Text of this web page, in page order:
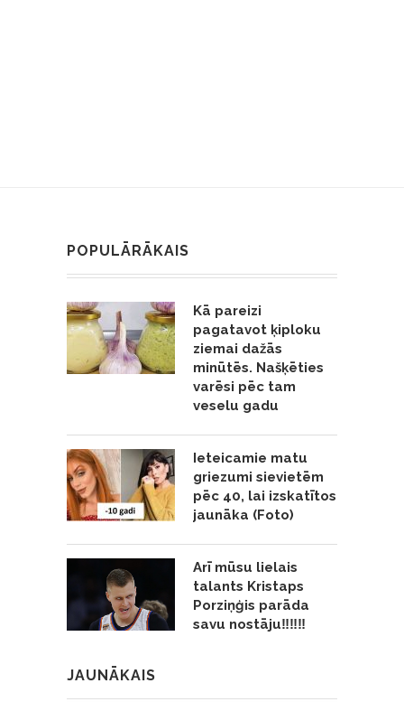
POPULĀRĀKAIS
Kā pareizi
pagatavot ķiploku
ziemai dažās
minūtēs. Našķēties
varēsi pēc tam
veselu gadu
Ieteicamie matu
griezumi sievietēm
pēc 40, lai izskatītos
jaunāka (Foto)
Arī mūsu lielais
talants Kristaps
Porziņģis parāda
savu nostāju‼️‼️‼️
JAUNĀKAIS